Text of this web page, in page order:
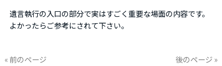
遺言執行の入口の部分で実はすごく重要な場面の内容です。
よかったらご参考にされて下さい。
« 前のページ 後のページ »